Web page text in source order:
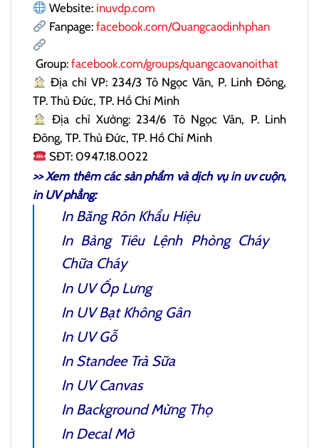
Website: inuvdp.com
Fanpage: facebook.com/Quangcaodinhphan
Group: facebook.com/groups/quangcaovanoithat
Địa chỉ VP: 234/3 Tô Ngọc Vân, P. Linh Đông,
TP. Thủ Đức, TP. Hồ Chí Minh
Địa chỉ Xưởng: 234/6 Tô Ngọc Vân, P. Linh
Đông, TP. Thủ Đức, TP. Hồ Chí Minh
SĐT: 0947.18.0022
>> Xem thêm các sản phẩm và dịch vụin uv cuộn,
in UV phẳng:
In Băng Rôn Khẩu Hiệu
In Bảng Tiêu Lệnh Phòng Cháy
Chữa Cháy
In UV Ốp Lưng
In UV Bạt Không Gân
In UV Gỗ
In Standee Trà Sữa
In UV Canvas
In Background Mừng Thọ
In Decal Mờ